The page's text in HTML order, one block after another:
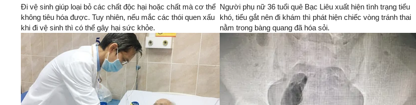
Đi vệ sinh giúp loại bỏ các chất độc hại hoặc chất mà cơ thể
không tiêu hóa được. Tuy nhiên, nếu mắc các thói quen xấu
khi đi vệ sinh thì có thể gây hại sức khỏe.
Người phụ nữ 36 tuổi quê Bạc Liêu xuất hiện tình trạng tiểu
khó, tiểu gắt nên đi khám thì phát hiện chiếc vòng tránh thai
nằm trong bàng quang đã hóa sỏi.